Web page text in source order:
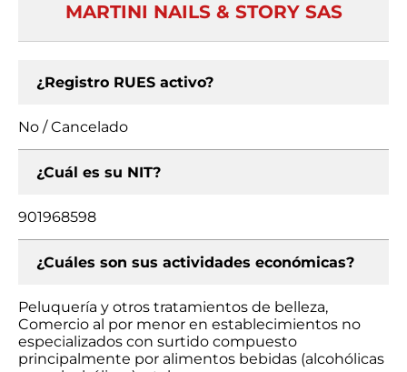
MARTINI NAILS & STORY SAS
¿Registro RUES activo?
No / Cancelado
¿Cuál es su NIT?
901968598
¿Cuáles son sus actividades económicas?
Peluquería y otros tratamientos de belleza,
Comercio al por menor en establecimientos no
especializados con surtido compuesto
principalmente por alimentos bebidas (alcohólicas